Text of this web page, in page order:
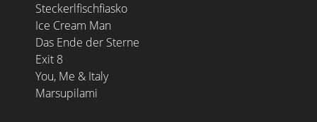
Steckerlfischfiasko
Ice Cream Man
Das Ende der Sterne
Exit 8
You, Me & Italy
Marsupilami